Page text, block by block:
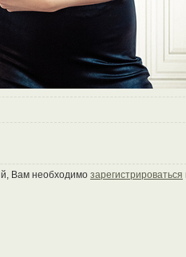
Вам необходимо зарегистрироваться